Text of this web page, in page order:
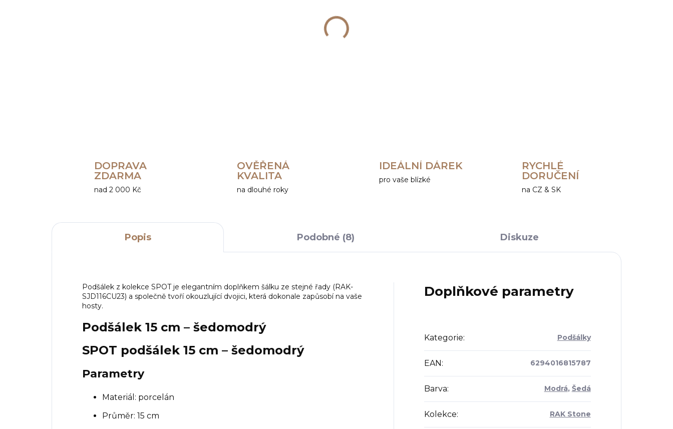
DOPRAVA
ZDARMA
nad 2 000 Kč
OVĚŘENÁ
KVALITA
na dlouhé roky
IDEÁLNÍ DÁREK
pro vaše blízké
RYCHLÉ
DORUČENÍ
na CZ & SK
Popis Podobné (8) Diskuze
Podšálek z kolekce SPOT je elegantním doplňkem šálku ze stejné řady (RAK-
SJD116CU23) a společně tvoří okouzlující dvojici, která dokonale zapůsobí na vaše
hosty.
Podšálek 15 cm – šedomodrý
SPOT podšálek 15 cm – šedomodrý
Parametry
Materiál: porcelán
Průměr: 15 cm
Doplňkové parametry
Kategorie: Podšálky
EAN : 6294016815787
Barva: Modrá, Šedá
Kolekce: RAK Stone